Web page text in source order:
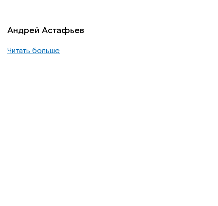
Андрей Астафьев
Читать больше